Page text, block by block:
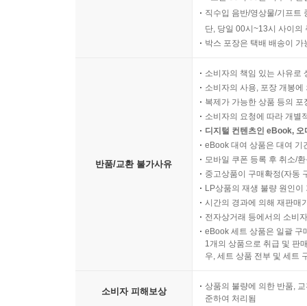
직수입 음반/영상물/기프트
단, 당일 00시~13시 사이의
박스 포장은 택배 배송이
반품/교환 불가사유
소비자의 책임 있는 사유로
소비자의 사용, 포장 개봉
복제가 가능한 상품 등의
소비자의 요청에 따라 개별
디지털 컨텐츠인 eBook,
eBook 대여 상품은 대여 기
모바일 쿠폰 등록 후 취소/
중고상품이 구매확정(자동
LP상품의 재생 불량 원인
시간의 경과에 의해 재판매
전자상거래 등에서의 소비
eBook 세트 상품은 일괄 구
1개의 상품으로 취급 및 판
우, 세트 상품 전부 및 세트
소비자 피해보상
상품의 불량에 의한 반품,
준하여 처리됨